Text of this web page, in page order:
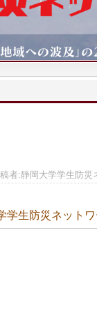
者:静岡大学学生防災
学生防災ネット